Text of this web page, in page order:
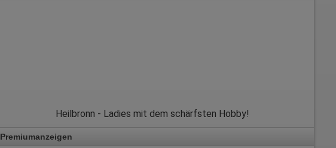
Heilbronn - Ladies mit dem schärfsten Hobby!
Premiumanzeigen